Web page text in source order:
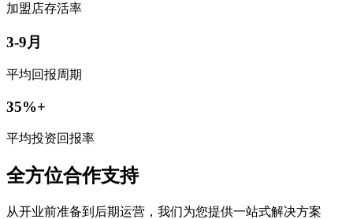
加盟店存活率
3-9月
平均回报周期
35%+
平均投资回报率
全方位合作支持
从开业前准备到后期运营，我们为您提供一站式解决方案